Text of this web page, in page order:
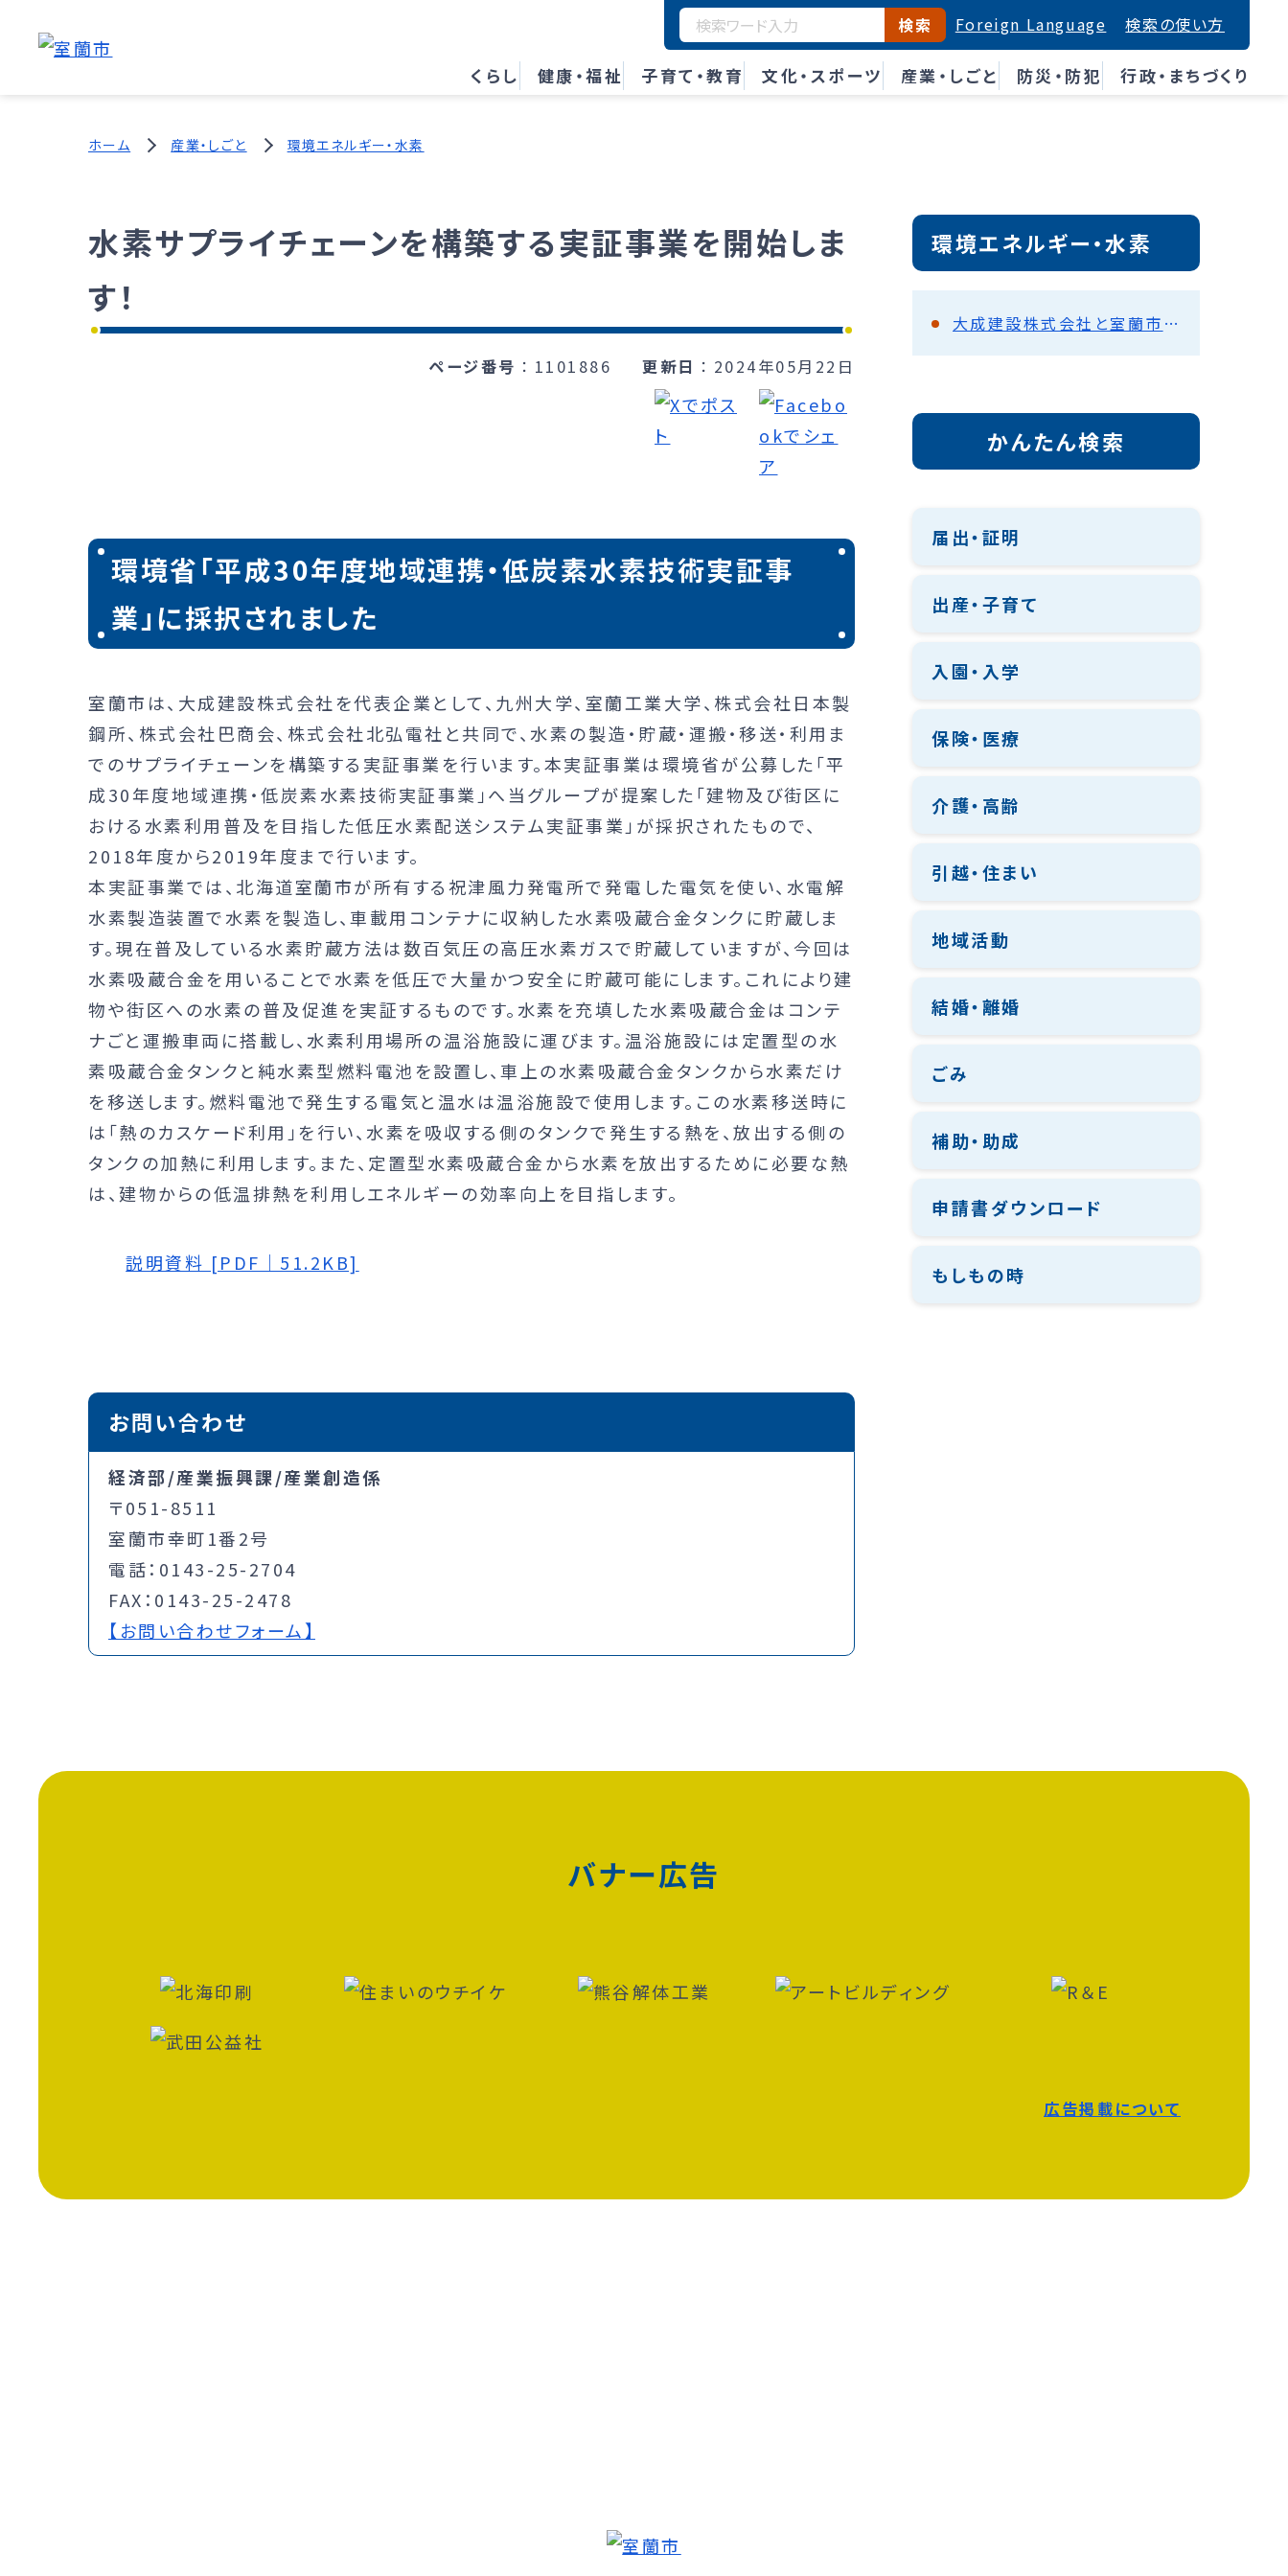
くらし 健康・福祉 子育て・教育 文化・スポーツ 産業・しごと 防災・防犯 行政・まちづくり
検索 Foreign Language 検索の使い方
ホーム 産業・しごと 環境エネルギー・水素
水素サプライチェーンを構築する実証事業を開始しま
す！
ページ番号 1101886 更新日 2024年05月22日
環境省「平成30年度地域連携・低炭素水素技術実証事
業」に採択されました
室蘭市は、大成建設株式会社を代表企業として、九州大学、室蘭工業大学、株式会社日本製
鋼所、株式会社巴商会、株式会社北弘電社と共同で、水素の製造・貯蔵・運搬・移送・利用ま
でのサプライチェーンを構築する実証事業を行います。本実証事業は環境省が公募した「平
成30年度地域連携・低炭素水素技術実証事業」へ当グループが提案した「建物及び街区に
おける水素利用普及を目指した低圧水素配送システム実証事業」が採択されたもので、
2018年度から2019年度まで行います。
本実証事業では、北海道室蘭市が所有する祝津風力発電所で発電した電気を使い、水電解
水素製造装置で水素を製造し、車載用コンテナに収納した水素吸蔵合金タンクに貯蔵しま
す。現在普及している水素貯蔵方法は数百気圧の高圧水素ガスで貯蔵していますが、今回は
水素吸蔵合金を用いることで水素を低圧で大量かつ安全に貯蔵可能にします。これにより建
物や街区への水素の普及促進を実証するものです。水素を充填した水素吸蔵合金はコンテ
ナごと運搬車両に搭載し、水素利用場所の温浴施設に運びます。温浴施設には定置型の水
素吸蔵合金タンクと純水素型燃料電池を設置し、車上の水素吸蔵合金タンクから水素だけ
を移送します。燃料電池で発生する電気と温水は温浴施設で使用します。この水素移送時に
は「熱のカスケード利用」を行い、水素を吸収する側のタンクで発生する熱を、放出する側の
タンクの加熱に利用します。また、定置型水素吸蔵合金から水素を放出するために必要な熱
は、建物からの低温排熱を利用しエネルギーの効率向上を目指します。
説明資料 [PDF｜51.2KB]
お問い合わせ
経済部/産業振興課/産業創造係
〒051-8511
室蘭市幸町1番2号
電話：0143-25-2704
FAX：0143-25-2478
【お問い合わせフォーム】
環境エネルギー・水素
大成建設株式会社と室蘭市によるカーボンニュートラル実現のための包括的な連携の取組について ～浮体式洋上風力発電技術開発・再生可能エネルギー・水素活用に取組みます～
かんたん検索
届出・証明
出産・子育て
入園・入学
保険・医療
介護・高齢
引越・住まい
地域活動
結婚・離婚
ごみ
補助・助成
申請書ダウンロード
もしもの時
バナー広告
広告掲載について